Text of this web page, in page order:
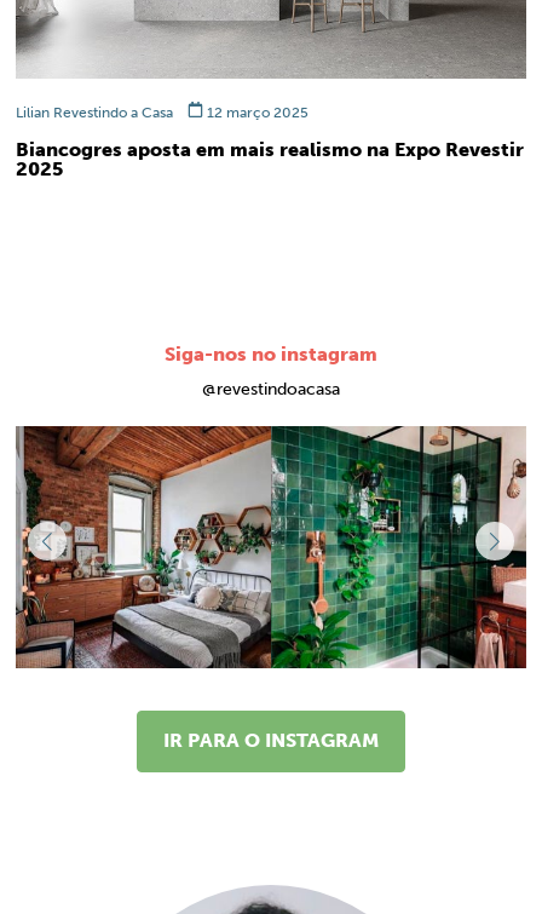
Lilian Revestindo a Casa 12 março 2025
Biancogres aposta em mais realismo na Expo Revestir
2025
Siga-nos no instagram
@revestindoacasa
IR PARA O INSTAGRAM